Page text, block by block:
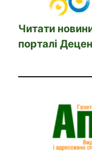
Читати
порталі